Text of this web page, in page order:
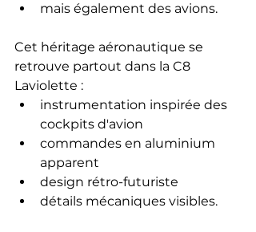
mais également des avions.
Cet héritage aéronautique se
retrouve partout dans la C8
Laviolette :
instrumentation inspirée des
cockpits d'avion
commandes en aluminium
apparent
design rétro-futuriste
détails mécaniques visibles.